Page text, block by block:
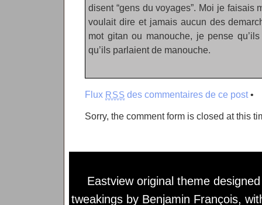
disent “gens du voyages”. Moi je faisais
voulait dire et jamais aucun des
mot gitan ou manouche, je pense
qu’ils parlaient de manouche.
Flux RSS des commentaires de ce post•
Sorry, the comment form is closed at this
Eastview original theme
tweakings by Benjamin François,